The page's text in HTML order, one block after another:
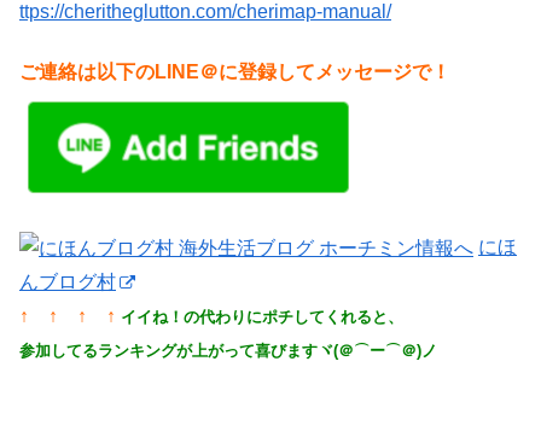
ttps://cheritheglutton.com/cherimap-manual/
ご連絡は以下のLINE＠に登録してメッセージで！
にほ
んブログ村
↑ ↑ ↑ ↑ イイね！の代わりにポチしてくれると、
参加してるランキングが上がって喜びますヾ(＠⌒ー⌒＠)ノ